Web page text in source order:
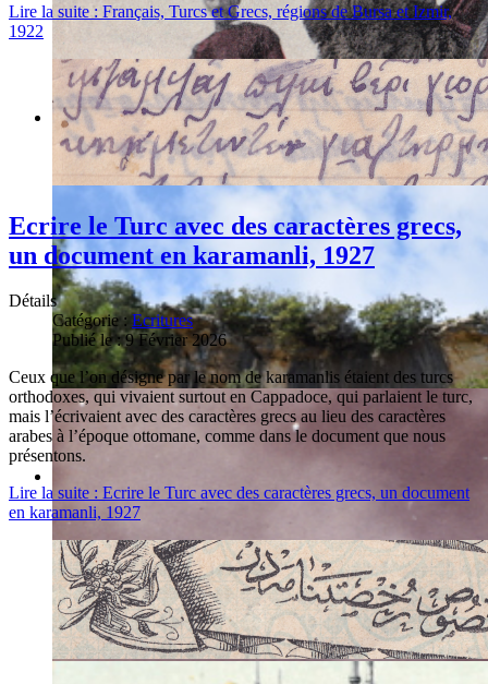
Lire la suite : Français, Turcs et Grecs, régions de Bursa et Izmir,
1922
Ecrire le Turc avec des caractères grecs,
un document en karamanli, 1927
Détails
Catégorie :Ecritures
Publié le : 9 Février 2026
Ceux que l’on désigne par le nom de karamanlis étaient des turcs
orthodoxes, qui vivaient surtout en Cappadoce, qui parlaient le turc,
mais l’écrivaient avec des caractères grecs au lieu des caractères
arabes à l’époque ottomane, comme dans le document que nous
présentons.
Lire la suite : Ecrire le Turc avec des caractères grecs, un document
en karamanli, 1927